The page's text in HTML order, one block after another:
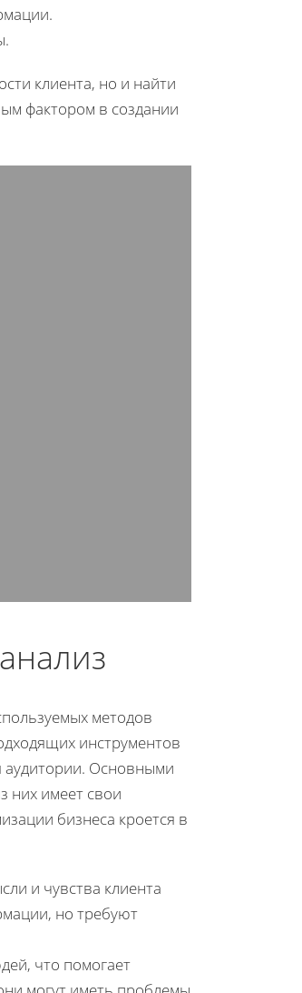
клиента, но и найти
фактором в создании
методов
инструментов
аудитории. Основными
них имеет свои
бизнеса кроется в
и чувства клиента
но требуют
что помогает